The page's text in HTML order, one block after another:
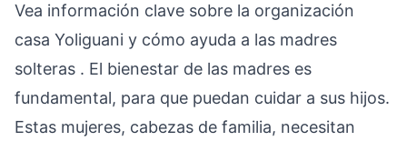
Vea información clave sobre la organización
casa Yoliguani y cómo ayuda a las madres
solteras . El bienestar de las madres es
fundamental, para que puedan cuidar a sus hijos.
Estas mujeres, cabezas de familia, necesitan